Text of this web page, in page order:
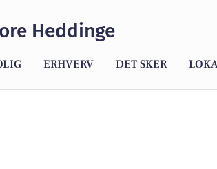
Heddinge
ERHVERV DET SKER